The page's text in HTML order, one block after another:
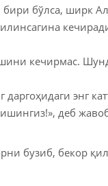
бўлса, ширк
кечирмас.
энг
деб
бузиб, бекор